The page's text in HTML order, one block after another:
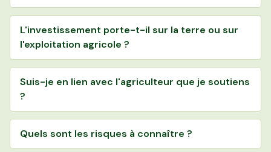
L'investissement porte-t-il sur la terre ou sur
l'exploitation agricole ?
Suis-je en lien avec l'agriculteur que je soutiens
?
Quels sont les risques à connaître ?